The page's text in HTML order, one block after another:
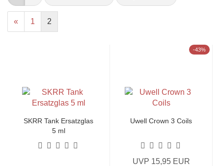
« 1 2
SKRR Tank Ersatzglas
5 ml
-43%
Uwell Crown 3 Coils
UVP 15,95 EUR